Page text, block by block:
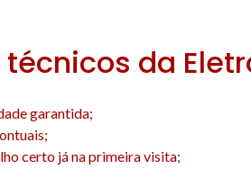
da
garantida;
certo já na primeira visita;